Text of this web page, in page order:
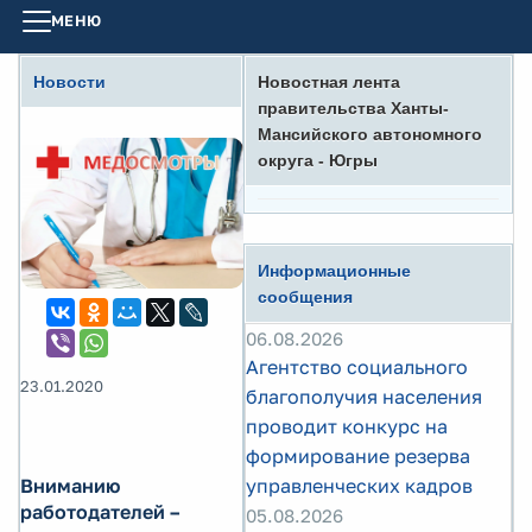
МЕНЮ
Новости
23.01.2020
Вниманию
работодателей –
Новостная лента
правительства Ханты-
Мансийского автономного
округа - Югры
Информационные
сообщения
06.08.2026
Агентство социального
благополучия населения
проводит конкурс на
формирование резерва
управленческих кадров
05.08.2026